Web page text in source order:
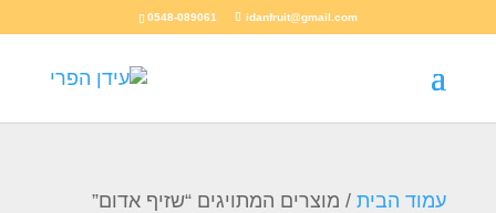
0548-089061 idanfruit@gmail.com
עמוד הבית/ מוצרים המתויגים “שזיף אדום”